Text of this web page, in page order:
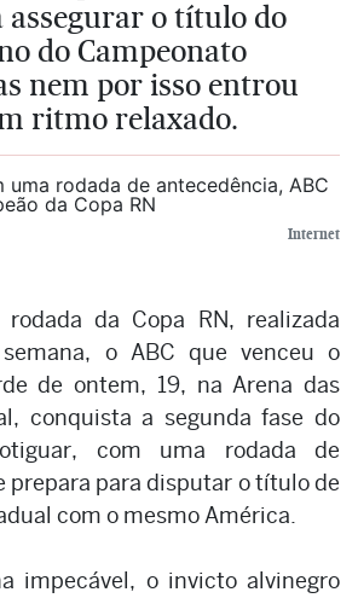
assegurar o título do
do Campeonato
nem por isso entrou
ritmo relaxado.
Internet
da Copa RN, realizada
o ABC que venceu o
de ontem, 19, na Arena das
conquista a segunda fase do
com uma rodada de
prepara para disputar o título de
com o mesmo América.
impecável, o invicto alvinegro